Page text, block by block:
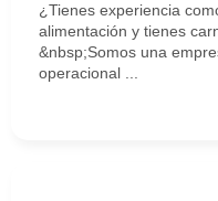
¿Tienes experiencia
alimentación y tienes
&nbsp;Somos una
operacional ...